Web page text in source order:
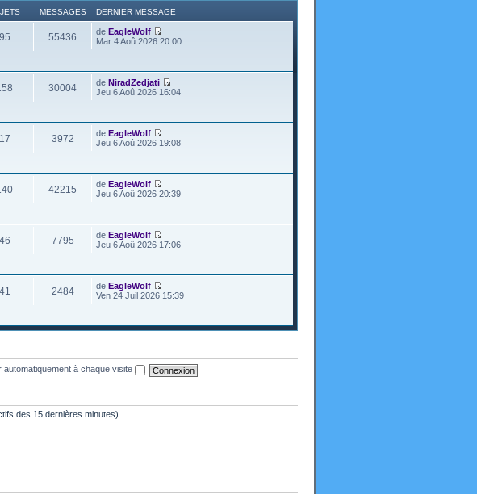
MESSAGES DERNIER MESSAGE
95 55436 deEagleWolf
Mar 4 Aoû 2026 20:00
30004 deNiradZedjati
Jeu 6 Aoû 2026 16:04
17 3972 deEagleWolf
Jeu 6 Aoû 2026 19:08
42215 deEagleWolf
Jeu 6 Aoû 2026 20:39
46 7795 deEagleWolf
Jeu 6 Aoû 2026 17:06
41 2484 deEagleWolf
Ven 24 Juil 2026 15:39
automatiquement à chaque visite
des 15 dernières minutes)